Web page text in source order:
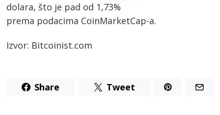
dolara, što je pad od 1,73%
prema podacima CoinMarketCap-a.
Izvor: Bitcoinist.com
Share Tweet